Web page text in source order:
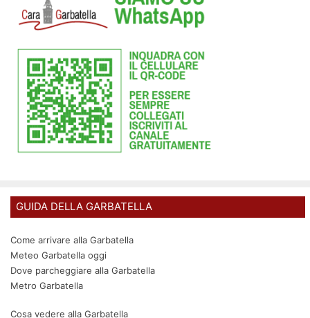
GUIDA DELLA GARBATELLA
Come arrivare alla Garbatella
Meteo Garbatella oggi
Dove parcheggiare alla Garbatella
Metro Garbatella
Cosa vedere alla Garbatella